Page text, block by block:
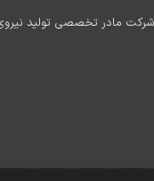
تخصصی تولید نیروی برق حرارتی